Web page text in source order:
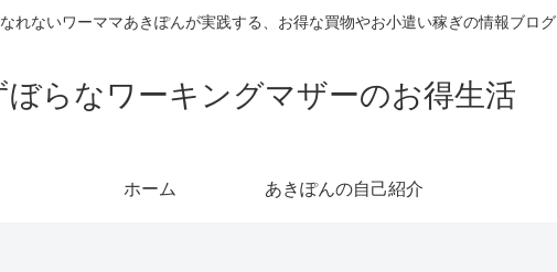
れないワーママあきぽんが実践する、お得な買物やお小遣い稼ぎの情報ブログ
ぼらなワーキングマザーのお得生活
ホーム あきぽんの自己紹介